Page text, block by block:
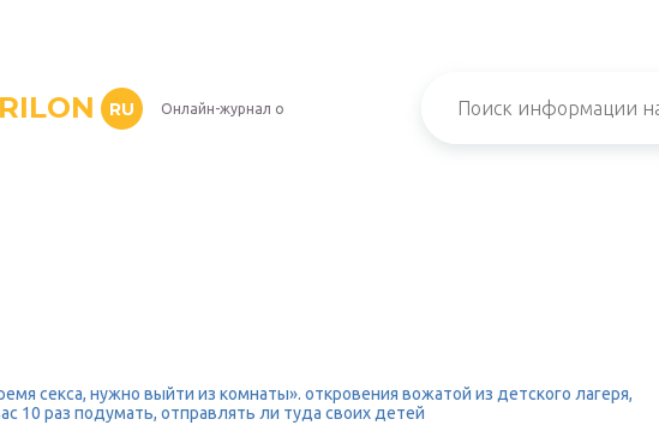
RU Онлайн-журнал о
секса, нужно выйти из комнаты». откровения вожатой из детского лагеря,
10 раз подумать, отправлять ли туда своих детей